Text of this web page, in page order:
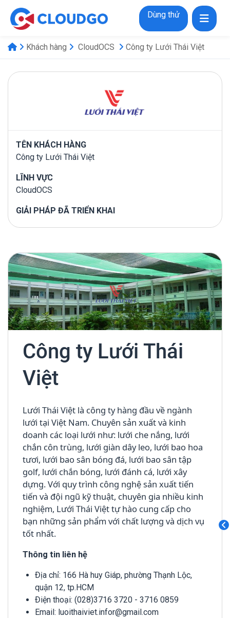
Dùng thử
Khách hàng CloudOCS Công ty Lưới Thái Việt
TÊN KHÁCH HÀNG
Công ty Lưới Thái Việt
LĨNH VỰC
CloudOCS
GIẢI PHÁP ĐÃ TRIỂN KHAI
Công ty Lưới Thái
Việt
Lưới Thái Việt là công ty hàng đầu về ngành
lưới tại Việt Nam. Chuyên sản xuất và kinh
doanh các loại lưới như: lưới che nắng, lưới
chắn côn trùng, lưới giàn dây leo, lưới bao hoa
tươi, lưới bao sân bóng đá, lưới bao sân tập
golf, lưới chắn bóng, lưới đánh cá, lưới xây
dựng. Với quy trình công nghệ sản xuất tiến
tiến và đội ngũ kỹ thuật, chuyên gia nhiều kinh
nghiệm, Lưới Thái Việt tự hào cung cấp cho
bạn những sản phẩm với chất lượng và dịch vụ
tốt nhất.
Thông tin liên hệ
Địa chỉ: 166 Hà huy Giáp, phường Thạnh Lộc,
quận 12, tp.HCM
Điện thoại: (028)3716 3720 - 3716 0859
Email: luoithaiviet.infor@gmail.com